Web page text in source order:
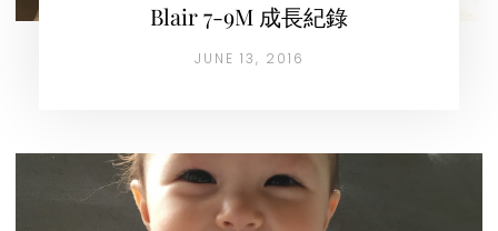
Blair 7-9M 成長紀錄
JUNE 13, 2016